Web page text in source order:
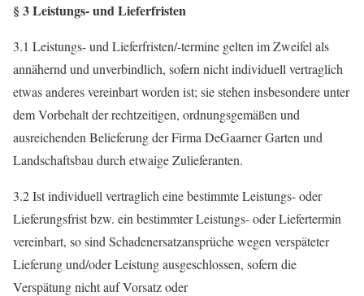
§ 3 Leistungs- und Lieferfristen
3.1 Leistungs- und Lieferfristen/-termine gelten im Zweifel als
annähernd und unverbindlich, sofern nicht individuell vertraglich
etwas anderes vereinbart worden ist; sie stehen insbesondere unter
dem Vorbehalt der rechtzeitigen, ordnungsgemäßen und
ausreichenden Belieferung der Firma DeGaarner Garten und
Landschaftsbau durch etwaige Zulieferanten.
3.2 Ist individuell vertraglich eine bestimmte Leistungs- oder
Lieferungsfrist bzw. ein bestimmter Leistungs- oder Liefertermin
vereinbart, so sind Schadenersatzansprüche wegen verspäteter
Lieferung und/oder Leistung ausgeschlossen, sofern die
Verspätung nicht auf Vorsatz oder